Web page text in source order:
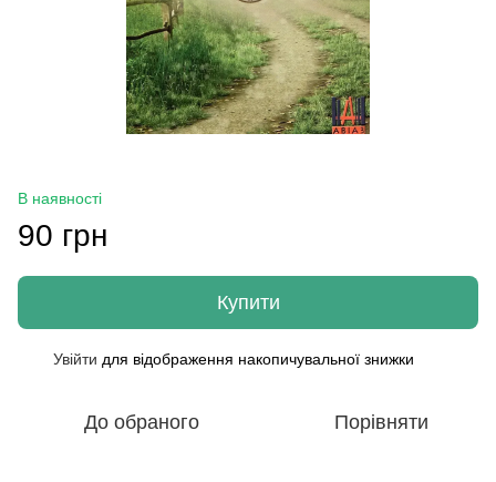
В наявності
90 грн
Купити
Увійти для відображення накопичувальної знижки
До обраного Порівняти